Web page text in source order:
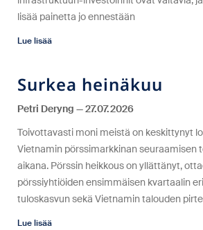
lisää painetta jo ennestään
Lue lisää
Surkea heinäkuu
Petri Deryng
27.07.2026
Toivottavasti moni meistä on keskittynyt
Vietnamin pörssimarkkinan seuraamisen
aikana. Pörssin heikkous on yllättänyt,
pörssiyhtiöiden ensimmäisen kvartaalin
tuloskasvun sekä Vietnamin talouden
Lue lisää